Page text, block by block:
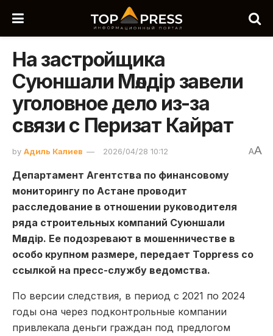
На застройщика
Суюншали Мөлдір завели
уголовное дело из-за
связи с Перизат Кайрат
by Адиль Калиев 2026/04/28 10:12 AA
Департамент Агентства по финансовому
мониторингу по Астане проводит
расследование в отношении руководителя
ряда строительных компаний Суюншали
Мөлдір. Ее подозревают в мошенничестве в
особо крупном размере, передает Toppress со
ссылкой на пресс-службу ведомства.
По версии следствия, в период с 2021 по 2024
годы она через подконтрольные компании
привлекала деньги граждан под предлогом